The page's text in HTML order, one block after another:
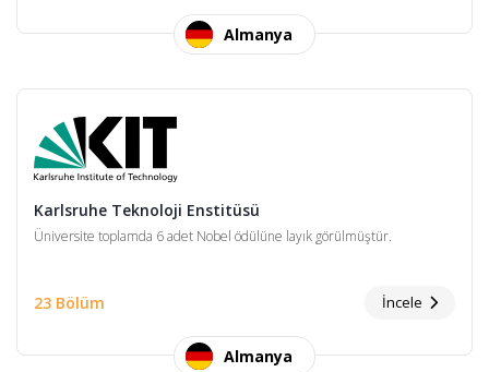
Almanya
Karlsruhe Teknoloji Enstitüsü
Üniversite toplamda 6 adet Nobel ödülüne layık görülmüştür.
23 Bölüm İncele
Almanya